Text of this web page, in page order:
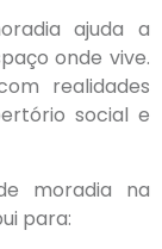
ajuda a
onde vive.
realidades
social e
moradia na
para: